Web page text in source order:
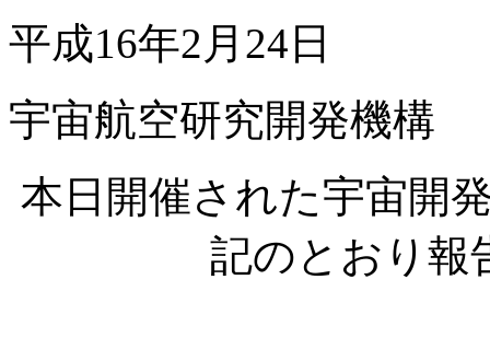
平成16年2月24日
宇宙航空研究開発機構
本日開催された宇宙開
記のとおり報